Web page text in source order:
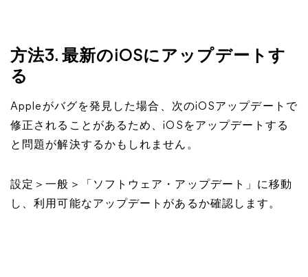
方法3. 最新のiOSにアップデートす
る
Appleがバグを発見した場合、次のiOSアップデートで
修正されることがあるため、iOSをアップデートする
と問題が解決するかもしれません。
設定＞一般＞「ソフトウェア・アップデート」に移動
し、利用可能なアップデートがあるか確認します。